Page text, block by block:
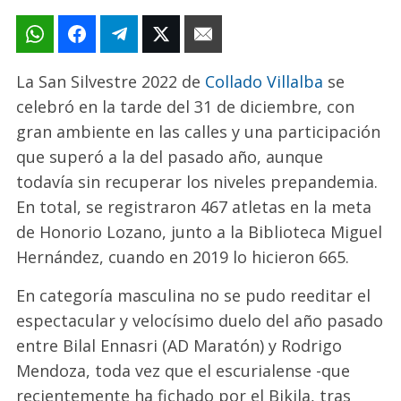
La San Silvestre 2022 de Collado Villalba se
celebró en la tarde del 31 de diciembre, con
gran ambiente en las calles y una participación
que superó a la del pasado año, aunque
todavía sin recuperar los niveles prepandemia.
En total, se registraron 467 atletas en la meta
de Honorio Lozano, junto a la Biblioteca Miguel
Hernández, cuando en 2019 lo hicieron 665.
En categoría masculina no se pudo reeditar el
espectacular y velocísimo duelo del año pasado
entre Bilal Ennasri (AD Maratón) y Rodrigo
Mendoza, toda vez que el escurialense -que
recientemente ha fichado por el Bikila, tras